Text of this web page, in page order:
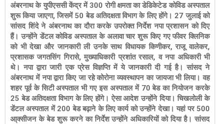
अंबरनाथ के युपीएससी केंद्र में 300 रोगी क्षमता का डेडिकेटेड कोविड अस्पताल
शुरू किया जाएगा, जिसमें 50 बेड अतिदक्षता विभाग के लिए होंगे। 27 जुलाई को
सांसद शिंदे ने अंबरनाथ का दौरा करके उपरोक्त निर्देश नपा प्रशासन को दिए
हैं। उन्होंने डेंटल कोविड अस्पताल के अलावा चार शुरू किए गए फीवर क्लिनिक
को भी देखा और जानकारी ली उनके साथ विधायक किणीकर, राजू वालेकर,
प्रशासक जगतसिंग गिरासे, मुख्याधिकारी प्रशांत रसाल, व नपा अधिकारी भी
थे। नपा द्वारा जारी एक प्रेस विज्ञप्ति में ये जानकारी दी गई है। सांसद ने
अंबरनाथ में नपा द्वारा किए जा रहे कोरोना व्यवस्थापन का जायजा भी लिया। वह
शहर पूर्व के सिटी अस्पताल भी गए इस अस्पताल में 70 बेड का नियोजन करके
25 बेड अतिदक्षता विभाग के लिए होंगे। ऐसा आदेश उन्होंने दिया। चिखलोली के
डेंटल अस्पताल में 200 बेड बढ़ाने के लिए कार्य को उन्होंने देखा। यहां पर 500
आ्क्सीजन के बेड शुरू करने का निर्देश उन्होंने अधिकारियों को दिया है। सांसद